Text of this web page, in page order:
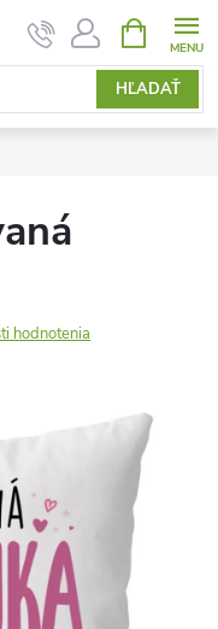
HĽADAŤ
KOŠÍK
hodnotenia